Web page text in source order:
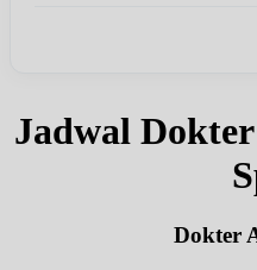
Jadwal
Dokter